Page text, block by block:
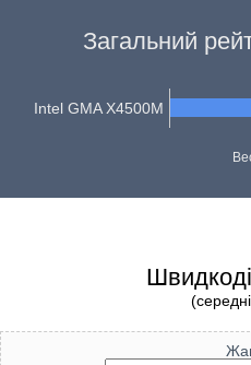
Загальний
Intel GMA X4500M